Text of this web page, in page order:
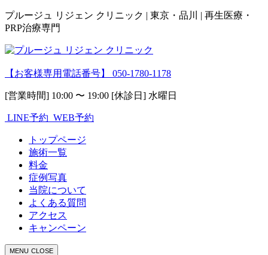
プルージュ リジェン クリニック | 東京・品川 | 再生医療・
PRP治療専門
【お客様専用電話番号】 050-1780-1178
[営業時間] 10:00 〜 19:00 [休診日] 水曜日
LINE予約 WEB予約
トップページ
施術一覧
料金
症例写真
当院について
よくある質問
アクセス
キャンペーン
MENU CLOSE